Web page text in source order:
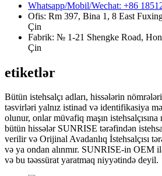
Whatsapp/Mobil/Wechat: +86
Ofis: Rm 397, Bina 1, 8 East
Çin
Fabrik: № 1-21 Shengke Road,
Çin
etiketlər
Bütün istehsalçı adları, hissələrin
təsvirləri yalnız istinad və identifikasiya
olunur, onlar müvafiq maşın
bütün hissələr SUNRISE tərəfindən
verilir və Orijinal Avadanlıq İstehsalçısı
və ya ondan alınmır. SUNRISE-in OEM
və bu təəssürat yaratmaq niyyətində deyil.